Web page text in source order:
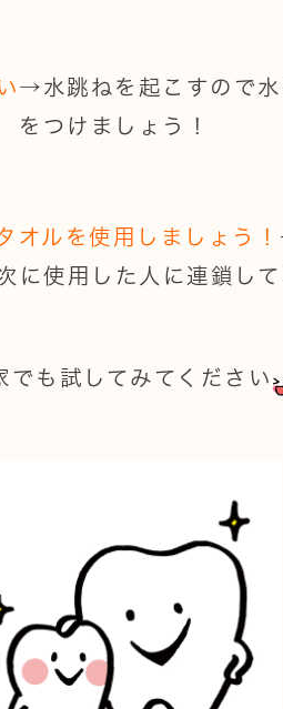
→水跳ねを起こすので
をつけましょう！
オルを使用しましょう！
に使用した人に連鎖し
でも試してみてください